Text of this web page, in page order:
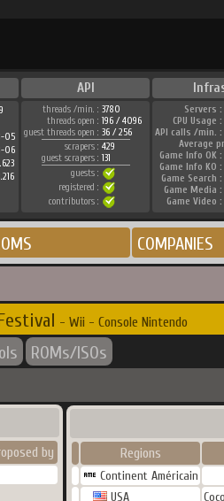
API
05
06
threads /min. : 3780
threads open : 196 / 4096
guest threads open : 36 / 256
scrapers : 429
guest scrapers : 131
guests :
registered :
contributors :
Servers :
CPU Usage :
API calls /min. :
Average
Game Info OK :
Game Info KO :
Game Search :
Game Media :
Game Video :
COMPANIES
- Wii - Console Nintendo
ROMs/ISOs
by Regions
Continent Américain
USA